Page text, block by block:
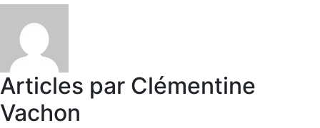
Articles par Clémentine
Vachon